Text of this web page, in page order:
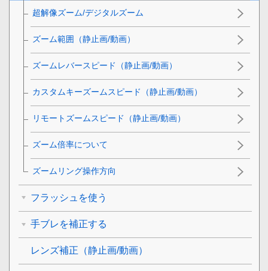
超解像ズーム/デジタルズーム
ズーム範囲 （静止画/動画）
ズームレバースピード （静止画/動画）
カスタムキーズームスピード （静止画/動画）
リモートズームスピード （静止画/動画）
ズーム倍率について
ズームリング操作方向
フラッシュを使う
手ブレを補正する
レンズ補正 （静止画/動画）